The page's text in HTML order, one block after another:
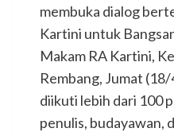
membuka dialog
Kartini untuk
Makam RA Kartini,
Rembang, Jumat
diikuti lebih dari 100
penulis, budayawan,